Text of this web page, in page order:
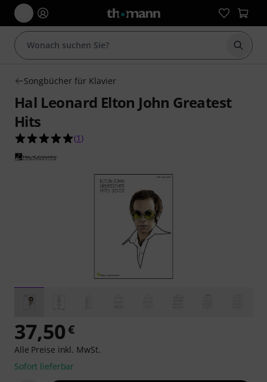
Suche
Songbücher für Klavier
Hal Leonard Elton John Greatest
Hits
5.0 von 5 Sternen aus 1 Kundenbewertungen
(1 )
37,50€
Alle Preise inkl. MwSt.
Sofort lieferbar